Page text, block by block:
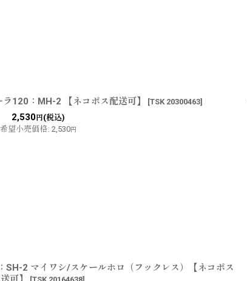
120：MH-2 【ネコポス配送可】 [TSK 20300463]
2,530円(税込)
希望小売価格: 2,530円
SH-2 マイワシ/スケールホロ（フックレス）【ネコポス